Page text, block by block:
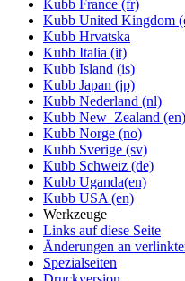
Kubb France (fr)
Kubb United Kingdom
Kubb Hrvatska
Kubb Italia (it)
Kubb Island (is)
Kubb Japan (jp)
Kubb Nederland (nl)
Kubb New_Zealand (en)
Kubb Norge (no)
Kubb Sverige (sv)
Kubb Schweiz (de)
Kubb Uganda(en)
Kubb USA (en)
Werkzeuge
Links auf diese Seite
Änderungen an
Spezialseiten